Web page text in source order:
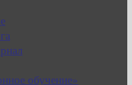
обучение»